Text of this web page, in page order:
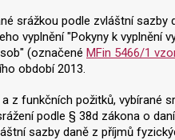
srážkou podle zvláštní
vyplnění "Pokyny k vyplnění
(označené MFin 5466/1
období 2013.
z funkčních požitků, vybírané
podle § 38d zákona o
sazby daně z příjmů